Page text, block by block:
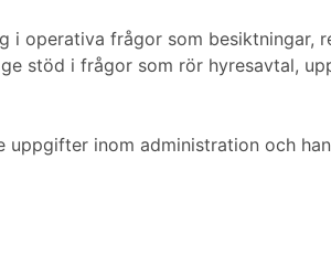
i operativa frågor som besiktningar,
stöd i frågor som rör hyresavtal,
inom administration och